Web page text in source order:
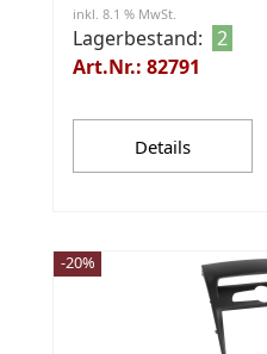
inkl. 8.1 % MwSt.
Lagerbestand: 2
Art.Nr.: 82791
Details
-20%